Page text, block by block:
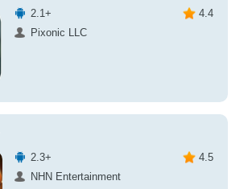
2.1+
4.4
Pixonic LLC
2.3+
4.5
NHN Entertainment